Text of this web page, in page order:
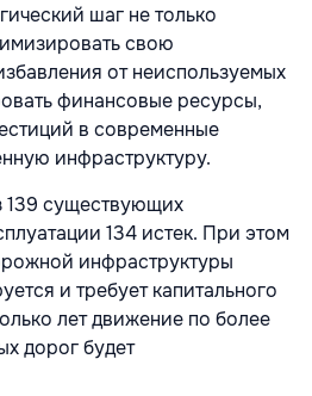
шаг не только
свою
от неиспользуемых
финансовые ресурсы,
в современные
инфраструктуру.
139 существующих
134 истек. При этом
инфраструктуры
и требует капитального
лет движение по более
дорог будет